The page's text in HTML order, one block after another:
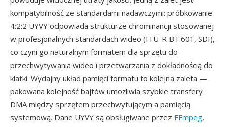
kompatybilność ze standardami nadawczymi: próbkowanie
4:2:2 UYVY odpowiada strukturze chrominancji stosowanej
w profesjonalnych standardach wideo (ITU-R BT.601, SDI),
co czyni go naturalnym formatem dla sprzętu do
przechwytywania wideo i przetwarzania z dokładnością do
klatki. Wydajny układ pamięci formatu to kolejna zaleta —
pakowana kolejność bajtów umożliwia szybkie transfery
DMA między sprzętem przechwytującym a pamięcią
systemową. Dane UYVY są obsługiwane przez FFmpeg,